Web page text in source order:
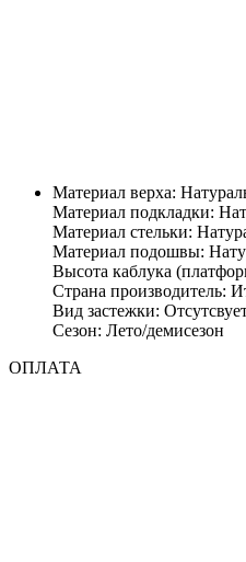
Материал верха:
Материал подкладки:
Материал стельки:
Материал подошвы:
Высота каблука
Страна производитель:
Вид застежки:
Сезон: Лето/демисезон
ОПЛАТА